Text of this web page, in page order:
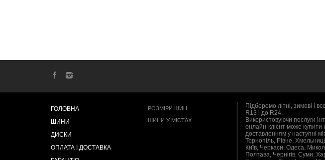
ГОЛОВНА
ШИНИ
ДИСКИ
ОПЛАТА І ДОСТАВКА
РОЗМІРИ ШИН
ШИНИ У МІСТАХ
Підберемо літні, зимові і
R13 і до R24.
Використовуючи послуги
онлайн-клієнт може купити
доставленням у наступні
Тернопіль, Рівне,
Київ, Черкаси, Одеса,
Полтава, Чернігів, Суми,